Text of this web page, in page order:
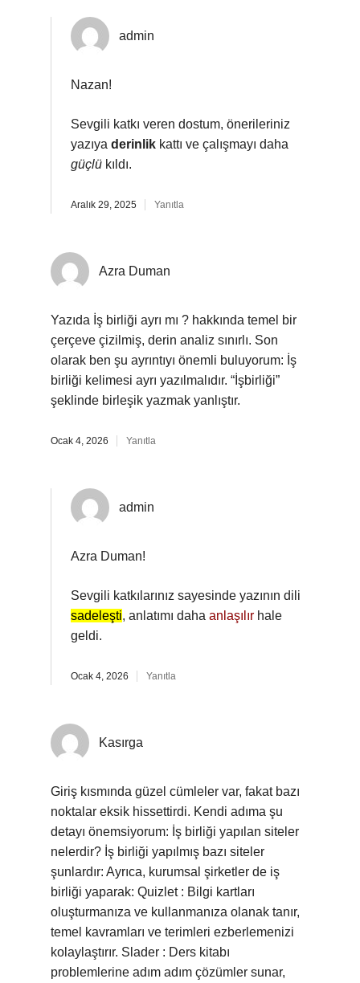
admin
Nazan!
Sevgili katkı veren dostum, önerileriniz
yazıya derinlik kattı ve çalışmayı daha
güçlü kıldı.
Aralık 29, 2025 Yanıtla
Azra Duman
Yazıda İş birliği ayrı mı ? hakkında temel bir
çerçeve çizilmiş, derin analiz sınırlı. Son
olarak ben şu ayrıntıyı önemli buluyorum: İş
birliği kelimesi ayrı yazılmalıdır. “İşbirliği”
şeklinde birleşik yazmak yanlıştır.
Ocak 4, 2026 Yanıtla
admin
Azra Duman!
Sevgili katkılarınız sayesinde yazının dili
sadeleşti, anlatımı daha anlaşılır hale
geldi.
Ocak 4, 2026 Yanıtla
Kasırga
Giriş kısmında güzel cümleler var, fakat bazı
noktalar eksik hissettirdi. Kendi adıma şu
detayı önemsiyorum: İş birliği yapılan siteler
nelerdir? İş birliği yapılmış bazı siteler
şunlardır: Ayrıca, kurumsal şirketler de iş
birliği yaparak: Quizlet : Bilgi kartları
oluşturmanıza ve kullanmanıza olanak tanır,
temel kavramları ve terimleri ezberlemenizi
kolaylaştırır. Slader : Ders kitabı
problemlerine adım adım çözümler sunar,